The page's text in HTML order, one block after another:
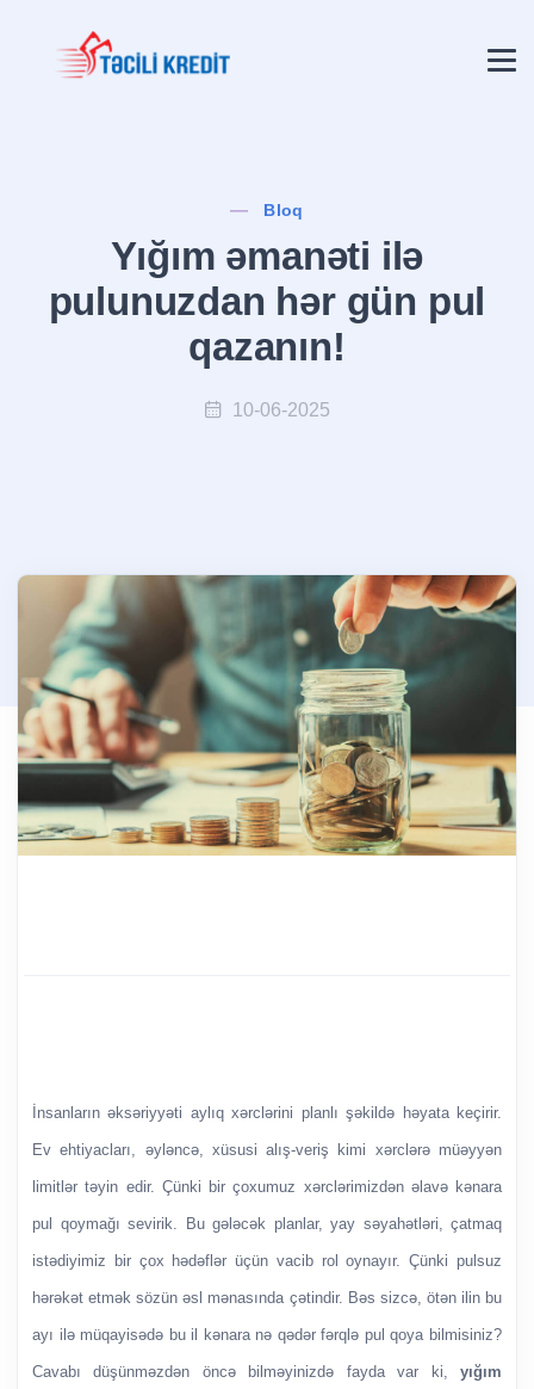
Bloq
Yığım əmanəti ilə
pulunuzdan hər gün pul
qazanın!
10-06-2025
İnsanların əksəriyyəti aylıq xərclərini planlı şəkildə həyata keçirir.
Ev ehtiyacları, əyləncə, xüsusi alış-veriş kimi xərclərə müəyyən
limitlər təyin edir. Çünki bir çoxumuz xərclərimizdən əlavə kənara
pul qoymağı sevirik. Bu gələcək planlar, yay səyahətləri, çatmaq
istədiyimiz bir çox hədəflər üçün vacib rol oynayır. Çünki pulsuz
hərəkət etmək sözün əsl mənasında çətindir. Bəs sizcə, ötən ilin bu
ayı ilə müqayisədə bu il kənara nə qədər fərqlə pul qoya bilmisiniz?
Cavabı düşünməzdən öncə bilməyinizdə fayda var ki, yığım